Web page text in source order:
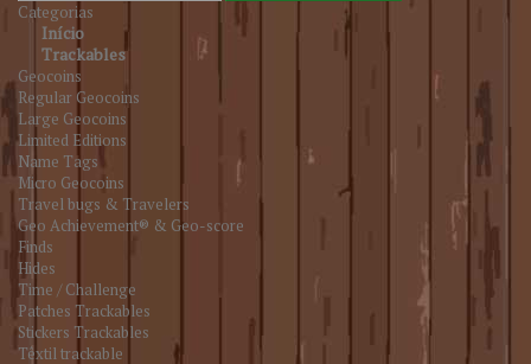
Categorias
Início
Trackables
Geocoins
Regular Geocoins
Large Geocoins
Limited Editions
Name Tags
Micro Geocoins
Travel bugs & Travelers
Geo Achievement® & Geo-score
Finds
Hides
Time / Challenge
Patches Trackables
Stickers Trackables
Têxtil trackable